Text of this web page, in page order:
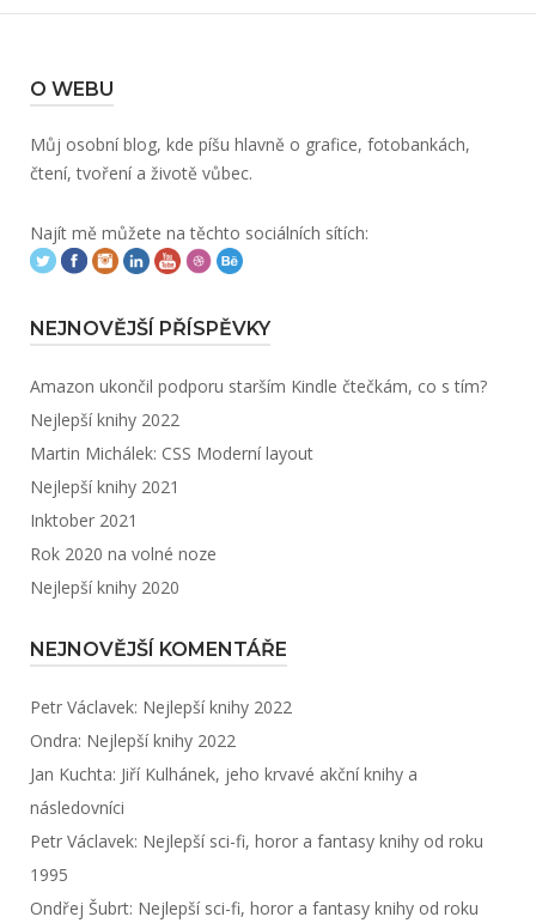
O WEBU
Můj osobní blog, kde píšu hlavně o grafice, fotobankách,
čtení, tvoření a životě vůbec.
Najít mě můžete na těchto sociálních sítích:
NEJNOVĚJŠÍ PŘÍSPĚVKY
Amazon ukončil podporu starším Kindle čtečkám, co s tím?
Nejlepší knihy 2022
Martin Michálek: CSS Moderní layout
Nejlepší knihy 2021
Inktober 2021
Rok 2020 na volné noze
Nejlepší knihy 2020
NEJNOVĚJŠÍ KOMENTÁŘE
Petr Václavek: Nejlepší knihy 2022
Ondra: Nejlepší knihy 2022
Jan Kuchta: Jiří Kulhánek, jeho krvavé akční knihy a
následovníci
Petr Václavek: Nejlepší sci-fi, horor a fantasy knihy od roku
1995
Ondřej Šubrt: Nejlepší sci-fi, horor a fantasy knihy od roku